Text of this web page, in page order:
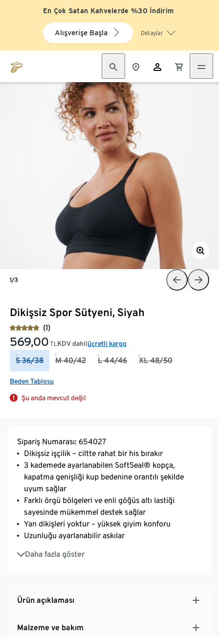
En Çok Satan Kahvelerde %30 İndirim
Alışverişe Başla Detaylar
Dikişsiz Spor Sütyeni, Siyah
(1)
569,00 TL KDV dahilücretli kargo
S 36/38 M 40/42 L 44/46 XL 48/50
Beden Tablosu
Şu anda mevcut değil
1/3
Sipariş Numarası: 654027
Dikişsiz işçilik – ciltte rahat bir his bırakır
3 kademede ayarlanabilen SoftSeal® kopça,
kapatma genişliği kup bedenine orantılı şekilde
uyum sağlar
Farklı örgü bölgeleri ve enli göğüs altı lastiği
sayesinde mükemmel destek sağlar
Yan dikişleri yoktur – yüksek giyim konforu
Uzunluğu ayarlanabilir askılar
Daha fazla göster
Hafif şardonlanmış iç kısım
Elastanlı: formunu korur, tam hareket özgürlüğü
malzeme
Ürün açıklaması
Malzeme ve bakım